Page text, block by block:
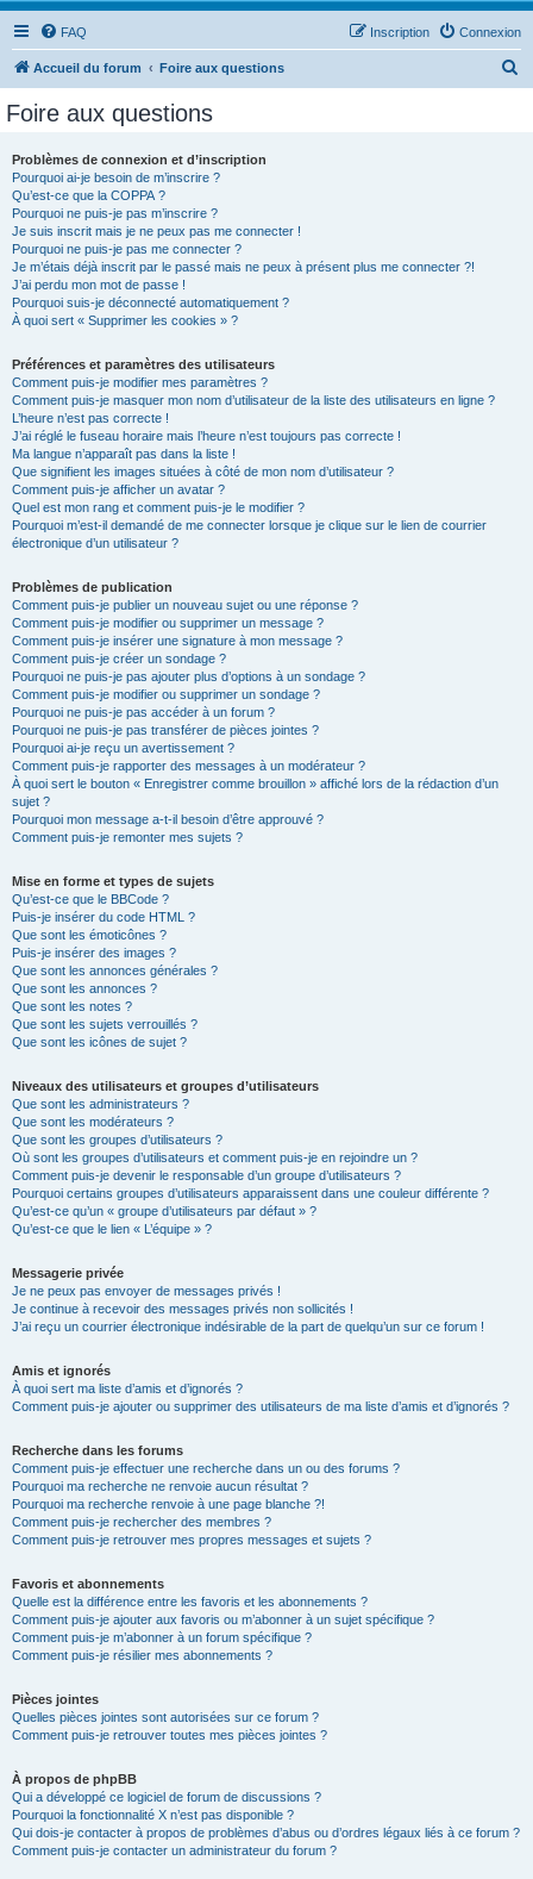
FAQ Connexion
Inscription
Accueil du forum Foire aux questions
Foire aux questions
Problèmes de connexion et d’inscription
Pourquoi ai-je besoin de m’inscrire ?
Qu’est-ce que la COPPA ?
Pourquoi ne puis-je pas m’inscrire ?
Je suis inscrit mais je ne peux pas me connecter !
Pourquoi ne puis-je pas me connecter ?
Je m’étais déjà inscrit par le passé mais ne peux à présent plus me connecter ?!
J’ai perdu mon mot de passe !
Pourquoi suis-je déconnecté automatiquement ?
À quoi sert « Supprimer les cookies » ?
Préférences et paramètres des utilisateurs
Comment puis-je modifier mes paramètres ?
Comment puis-je masquer mon nom d’utilisateur de la liste des utilisateurs en ligne ?
L’heure n’est pas correcte !
J’ai réglé le fuseau horaire mais l’heure n’est toujours pas correcte !
Ma langue n’apparaît pas dans la liste !
Que signifient les images situées à côté de mon nom d’utilisateur ?
Comment puis-je afficher un avatar ?
Quel est mon rang et comment puis-je le modifier ?
Pourquoi m’est-il demandé de me connecter lorsque je clique sur le lien de courrier
électronique d’un utilisateur ?
Problèmes de publication
Comment puis-je publier un nouveau sujet ou une réponse ?
Comment puis-je modifier ou supprimer un message ?
Comment puis-je insérer une signature à mon message ?
Comment puis-je créer un sondage ?
Pourquoi ne puis-je pas ajouter plus d’options à un sondage ?
Comment puis-je modifier ou supprimer un sondage ?
Pourquoi ne puis-je pas accéder à un forum ?
Pourquoi ne puis-je pas transférer de pièces jointes ?
Pourquoi ai-je reçu un avertissement ?
Comment puis-je rapporter des messages à un modérateur ?
À quoi sert le bouton « Enregistrer comme brouillon » affiché lors de la rédaction d’un
sujet ?
Pourquoi mon message a-t-il besoin d’être approuvé ?
Comment puis-je remonter mes sujets ?
Mise en forme et types de sujets
Qu’est-ce que le BBCode ?
Puis-je insérer du code HTML ?
Que sont les émoticônes ?
Puis-je insérer des images ?
Que sont les annonces générales ?
Que sont les annonces ?
Que sont les notes ?
Que sont les sujets verrouillés ?
Que sont les icônes de sujet ?
Niveaux des utilisateurs et groupes d’utilisateurs
Que sont les administrateurs ?
Que sont les modérateurs ?
Que sont les groupes d’utilisateurs ?
Où sont les groupes d’utilisateurs et comment puis-je en rejoindre un ?
Comment puis-je devenir le responsable d’un groupe d’utilisateurs ?
Pourquoi certains groupes d’utilisateurs apparaissent dans une couleur différente ?
Qu’est-ce qu’un « groupe d’utilisateurs par défaut » ?
Qu’est-ce que le lien « L’équipe » ?
Messagerie privée
Je ne peux pas envoyer de messages privés !
Je continue à recevoir des messages privés non sollicités !
J’ai reçu un courrier électronique indésirable de la part de quelqu’un sur ce forum !
Amis et ignorés
À quoi sert ma liste d’amis et d’ignorés ?
Comment puis-je ajouter ou supprimer des utilisateurs de ma liste d’amis et d’ignorés ?
Recherche dans les forums
Comment puis-je effectuer une recherche dans un ou des forums ?
Pourquoi ma recherche ne renvoie aucun résultat ?
Pourquoi ma recherche renvoie à une page blanche ?!
Comment puis-je rechercher des membres ?
Comment puis-je retrouver mes propres messages et sujets ?
Favoris et abonnements
Quelle est la différence entre les favoris et les abonnements ?
Comment puis-je ajouter aux favoris ou m’abonner à un sujet spécifique ?
Comment puis-je m’abonner à un forum spécifique ?
Comment puis-je résilier mes abonnements ?
Pièces jointes
Quelles pièces jointes sont autorisées sur ce forum ?
Comment puis-je retrouver toutes mes pièces jointes ?
À propos de phpBB
Qui a développé ce logiciel de forum de discussions ?
Pourquoi la fonctionnalité X n’est pas disponible ?
Qui dois-je contacter à propos de problèmes d’abus ou d’ordres légaux liés à ce forum ?
Comment puis-je contacter un administrateur du forum ?